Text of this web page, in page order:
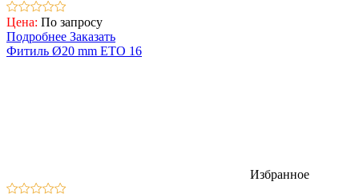
Цена: По запросу
Подробнее Заказать
Фитиль Ø20 mm ETO 16
Избранное